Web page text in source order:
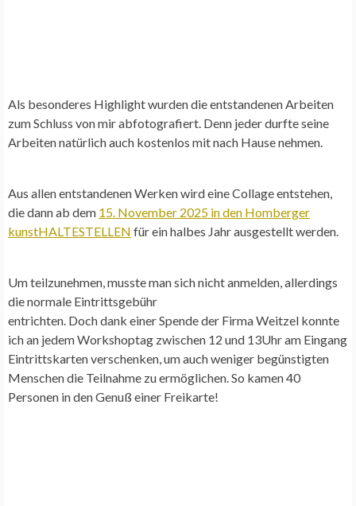
Als besonderes Highlight wurden die entstandenen Arbeiten
zum Schluss von mir abfotografiert. Denn jeder durfte seine
Arbeiten natürlich auch kostenlos mit nach Hause nehmen.
Aus allen entstandenen Werken wird eine Collage entstehen,
die dann ab dem 15. November 2025 in den Homberger
kunstHALTESTELLEN für ein halbes Jahr ausgestellt werden.
Um teilzunehmen, musste man sich nicht anmelden, allerdings
die normale Eintrittsgebühr
entrichten. Doch dank einer Spende der Firma Weitzel konnte
ich an jedem Workshoptag zwischen 12 und 13Uhr am Eingang
Eintrittskarten verschenken, um auch weniger begünstigten
Menschen die Teilnahme zu ermöglichen. So kamen 40
Personen in den Genuß einer Freikarte!